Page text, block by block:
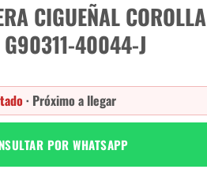
CIGUEÑAL COROLLA
40044-J
· Próximo a llegar
POR WHATSAPP